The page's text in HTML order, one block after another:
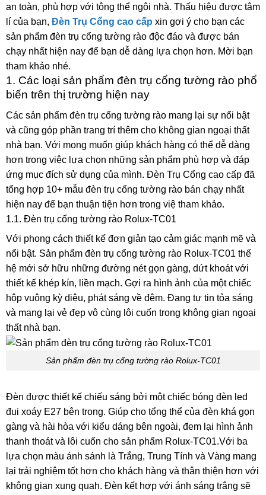
an toàn, phù hợp với tông thể ngôi nhà. Thấu hiệu được tâm
lí của bạn, Đèn Trụ Cổng cao cấp xin gợi ý cho bạn các
sản phẩm đèn trụ cổng tường rào độc đáo và được bán
chạy nhất hiện nay để bạn dễ dàng lựa chọn hơn. Mời bạn
tham khảo nhé.
1. Các loại sản phẩm đèn trụ cổng tường rào phổ
biến trên thị trường hiện nay
Các sản phẩm đèn trụ cổng tường rào mang lại sự nổi bật
và cũng góp phần trang trí thêm cho không gian ngoại thất
nhà bạn. Với mong muốn giúp khách hàng có thể dễ dàng
hơn trong việc lựa chọn những sản phẩm phù hợp và đáp
ứng mục đích sử dụng của mình. Đèn Trụ Cổng cao cấp đã
tổng hợp 10+ mẫu đèn trụ cổng tường rào bán chạy nhất
hiện nay để bạn thuận tiện hơn trong việ tham khảo.
1.1. Đèn trụ cổng tường rào Rolux-TC01
Với phong cách thiết kế đơn giản tạo cảm giác mạnh mẽ và
nổi bật. Sản phẩm đèn trụ cổng tường rào Rolux-TC01 thế
hệ mới sở hữu những đường nét gọn gàng, dứt khoát với
thiết kế khép kín, liền mạch. Gợi ra hình ảnh của một chiếc
hộp vuông kỳ diệu, phát sáng về đêm. Đang tự tin tỏa sáng
và mang lại vẻ đẹp vô cùng lôi cuốn trong không gian ngoại
thất nhà bạn.
Sản phẩm đèn trụ cổng tường rào Rolux-TC01
Đèn được thiết kế chiếu sáng bởi một chiếc bóng đèn led
đui xoáy E27 bên trong. Giúp cho tổng thể của đèn khá gọn
gàng và hài hòa với kiểu dáng bên ngoài, đem lại hình ảnh
thanh thoát và lôi cuốn cho sản phẩm Rolux-TC01.Với ba
lựa chọn màu ánh sánh là Trắng, Trung Tính và Vàng mang
lại trải nghiệm tốt hơn cho khách hàng và thân thiện hơn với
không gian xung quah. Đèn kết hợp với ánh sáng trắng sẽ